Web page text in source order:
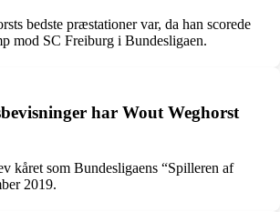
bedste præstationer var, da han scorede
mod SC Freiburg i Bundesligaen.
har Wout Weghorst
kåret som Bundesligaens “Spilleren af
2019.